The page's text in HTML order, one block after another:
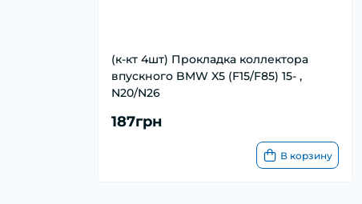
(к-кт 4шт) Прокладка коллектора
впускного BMW X5 (F15/F85) 15- ,
N20/N26
187грн
В корзину